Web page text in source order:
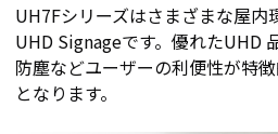
UH7Fシリーズはさまざまな屋内
UHD Signageです。優れたUHD
防塵などユーザーの利便性が特
となります。